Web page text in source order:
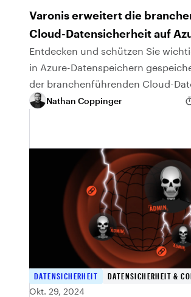
Varonis erweitert die
Cloud-Datensicherheit auf
Datenbanken
Entdecken und schützen Sie
in Azure-Datenspeichern
der branchenführenden Cloud-
von Varonis.
Nathan Coppinger
DATENSICHERHEIT
DATENSICHERHEIT &
Okt. 29, 2024